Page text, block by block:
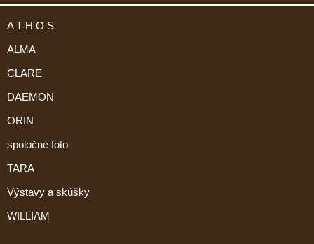
A T H O S
ALMA
CLARE
DAEMON
ORIN
spoločné foto
TARA
Výstavy a skúšky
WILLIAM